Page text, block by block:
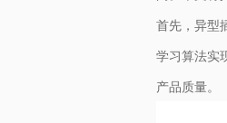
首先，异型
学习算法实
产品质量。